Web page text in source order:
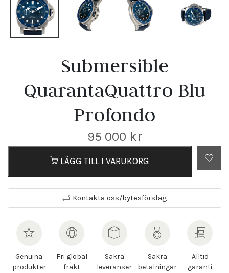
Submersible
QuarantaQuattro Blu
Profondo
95 000 kr
LÄGG TILL I VARUKORG
Kontakta oss/bytesförslag
Genuina
produkter
Fri global
frakt
Säkra
leveranser
Säkra
betalningar
Alltid
garanti